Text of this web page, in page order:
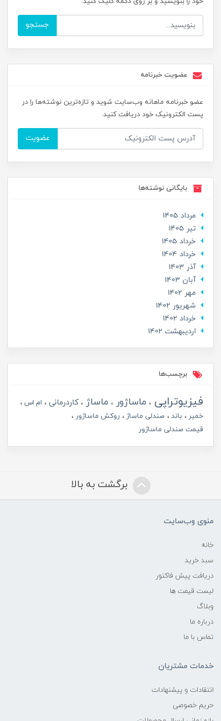
جستجو
عضویت خبرنامه
عضو خبرنامه ماهانه وب‌سایت شوید و تازه‌ترین نوشته‌ها را در
پست الکترونیک خود دریافت کنید.
عضویت
بایگانی نوشته‌ها
مرداد 1405
تير 1405
خرداد 1405
خرداد 1404
آذر 1403
آبان 1403
مهر 1402
شهریور 1402
خرداد 1402
ارديبهشت 1402
برچسب‌ها
فیزیوتراپی ماساژور ماساژ کاردرمانی
ام اس
خمیر
باند صندلی ماساژ
روکش ماساژور
قیمت صندلی ماساژور
برگشت به بالا
منوی وب‌سایت
خانه
سبد خرید
دریافت پیش فاکتور
لیست قیمت ها
وبلاگ
درباره ما
تماس با ما
خدمات مشتریان
انتقادات و پیشنهادات
حریم خصوصی